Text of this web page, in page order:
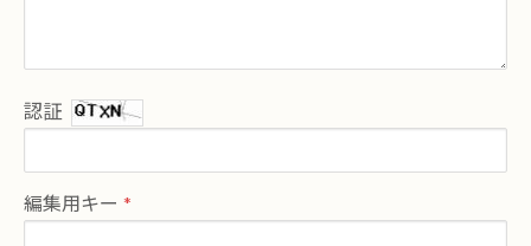
認証
編集用キー